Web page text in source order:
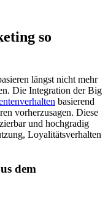
so
längst nicht mehr
Die Integration der Big
basierend
vorherzusagen. Diese
und hochgradig
Loyalitätsverhalten
dem